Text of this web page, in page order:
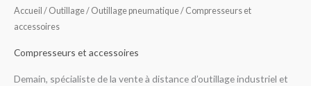
Accueil / Outillage/ Outillage pneumatique/ Compresseurs et
accessoires
Compresseurs et accessoires
Demain, spécialiste de la vente à distance d’outillage industriel et
Trié
du
plus